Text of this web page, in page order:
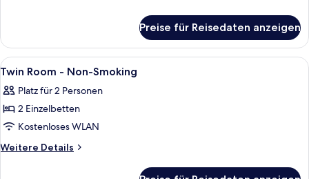
-
Twin
Room
Preise für Reisedaten anzeigen
Alle
Fotos
für
Twin
Room
-
Zimmersafe, Schreibtisch,
5
Twin Room - Non-Smoking
Platz für 2 Personen
2 Einzelbetten
Kostenloses WLAN
Weitere Details
Weitere